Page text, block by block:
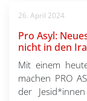
26. April 2024
Pro Asyl:
nicht in den
Mit einem
machen PRO
der